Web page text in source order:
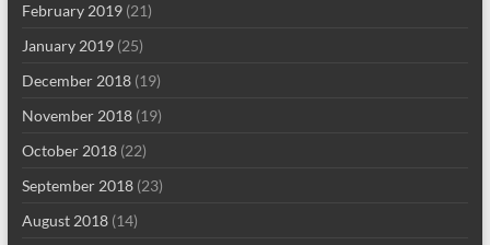
February 2019(21)
January 2019(25)
December 2018(19)
November 2018(19)
October 2018(22)
September 2018(23)
August 2018(14)